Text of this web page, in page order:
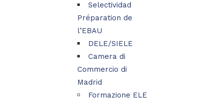
Selectividad
Préparation de
l’EBAU
DELE/SIELE
Camera di
Commercio di
Madrid
Formazione ELE